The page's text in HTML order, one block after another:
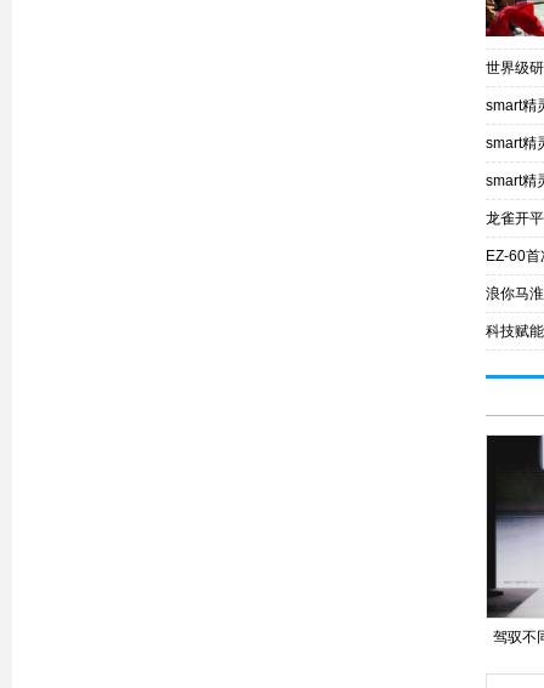
世界级
smart精
smart精
smart精
龙雀开
EZ-60
浪你马
科技赋
驾驭不
年轻座